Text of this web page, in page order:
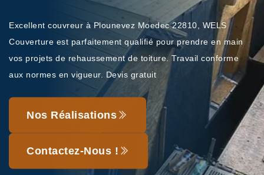
Excellent couvreur à Plounevez Moedec 22810, WELS
Couverture est parfaitement qualifié pour prendre en main
vos projets de rehaussement de toiture. Travail conforme
aux normes en vigueur. Devis gratuit
Nos Réalisations
Contactez-Nous !